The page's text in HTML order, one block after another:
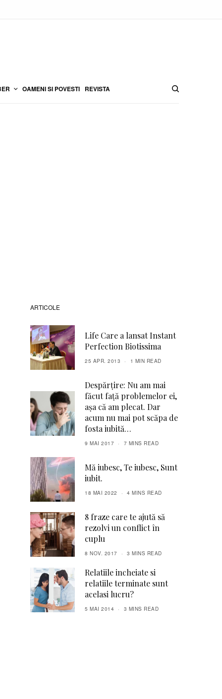
OAMENI SI POVESTI REVISTA
ARTICOLE
Life Care a lansat Instant
Perfection Biotissima
25 APR. 2013 1 MIN READ
Despărțire: Nu am mai
făcut față problemelor ei,
așa că am plecat. Dar
acum nu mai pot scăpa de
fosta iubită…
9 MAI 2017 7 MINS READ
Mă iubesc, Te iubesc, Sunt
iubit.
18 MAI 2022 4 MINS READ
8 fraze care te ajută să
rezolvi un conflict în
cuplu
8 NOV. 2017 3 MINS READ
Relatiile incheiate si
relatiile terminate sunt
acelasi lucru?
5 MAI 2014 3 MINS READ